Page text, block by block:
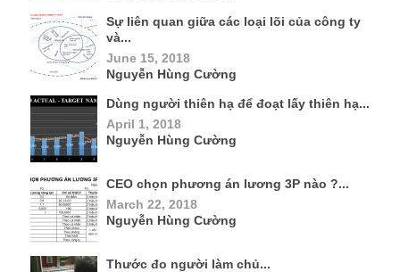
Sự liên quan giữa các loại lõi của công ty
và...
June 15, 2018
Nguyễn Hùng Cường
Dùng người thiên hạ để đoạt lấy thiên hạ...
April 1, 2018
Nguyễn Hùng Cường
CEO chọn phương án lương 3P nào ?...
March 22, 2018
Nguyễn Hùng Cường
Thước đo người làm chủ...